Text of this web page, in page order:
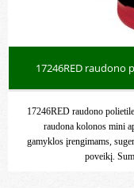
17246RED raudono
17246RED raudono
raudona kolonos mini
gamyklos įrengimams,
poveikį.